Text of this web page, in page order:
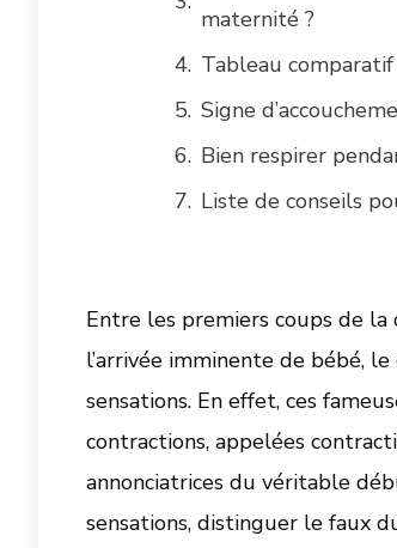
maternité ?
Tableau
Signe
Bien respirer
Liste de conseils
Entre les premiers coups de
l’arrivée imminente de bébé,
sensations. En effet, ces
contractions, appelées
annonciatrices du véritable
sensations, distinguer le faux